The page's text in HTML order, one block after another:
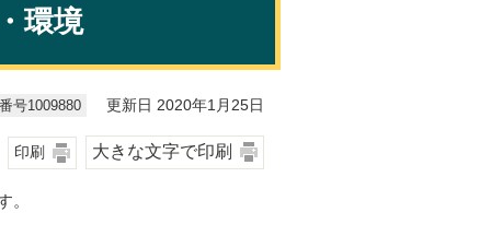
環境
号1009880 更新日 2020年1月25日
印刷 大きな文字で印刷
。